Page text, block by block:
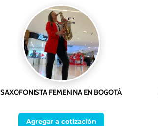
SAXOFONISTA FEMENINA EN BOGOTÁ
Agregar a cotización